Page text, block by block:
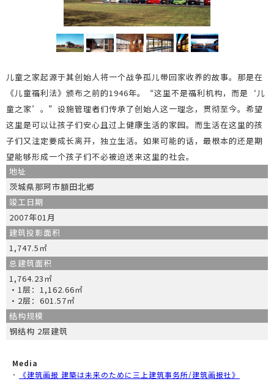
儿童之家起源于其创始人将一个战争孤儿带回家收养的故事。那是在
《儿童福利法》颁布之前的1946年。“这里不是福利机构，而是‘儿
童之家’。”设施管理者们传承了创始人这一理念，贯彻至今。希望
这里是可以让孩子们安心且过上健康生活的家园。而生活在这里的孩
子们又注定要成长离开，独立生活。如果可能的话，最根本的还是期
望能够形成一个孩子们不必被迫送来这里的社会。
地址
茨城県那珂市額田北郷
竣工日期
2007年01月
建筑投影面积
1,747.5㎡
总建筑面积
1,764.23㎡
・1层：1,162.66㎡
・2层：601.57㎡
结构规模
钢结构 2层建筑
Media
･
《建筑画报 建築は未来のために三上建筑事务所/建筑画报社》